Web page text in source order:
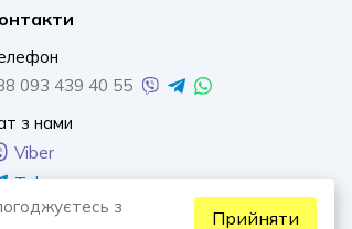
093 439 40 55
з нами
Viber
Telegram
Whatsapp
з
Прийняти